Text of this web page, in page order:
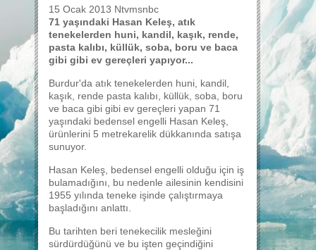
15 Ocak 2013 Ntvmsnbc
71 yaşındaki Hasan Keleş, atık
tenekelerden huni, kandil, kaşık, rende,
pasta kalıbı, küllük, soba, boru ve baca
gibi gibi ev gereçleri yapıyor...
Burdur'da atık tenekelerden huni, kandil,
kaşık, rende pasta kalıbı, küllük, soba, boru
ve baca gibi gibi ev gereçleri yapan 71
yaşındaki bedensel engelli Hasan Keleş,
ürünlerini 5 metrekarelik dükkanında satışa
sunuyor.
Hasan Keleş, bedensel engelli olduğu için iş
bulamadığını, bu nedenle ailesinin kendisini
1955 yılında teneke işinde çalıştırmaya
başladığını anlattı.
Bu tarihten beri tenekecilik mesleğini
sürdürdüğünü ve bu işten geçindiğini